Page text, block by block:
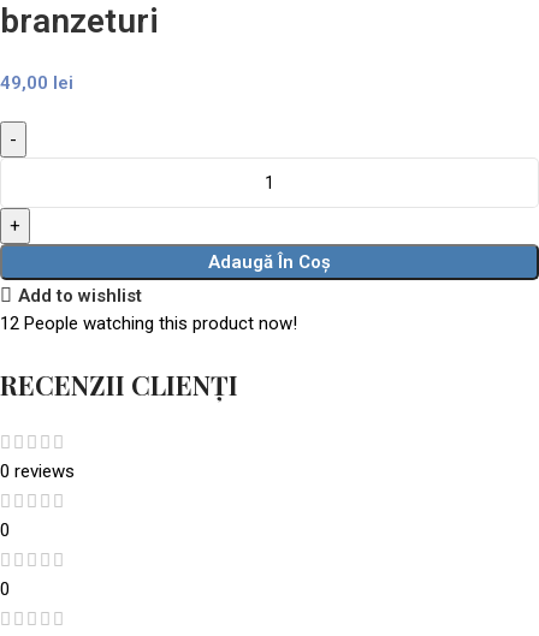
branzeturi
49,00 lei
Adaugă În Coș
Add to wishlist
12 People watching this product now!
RECENZII CLIENȚI
0 reviews
0
0